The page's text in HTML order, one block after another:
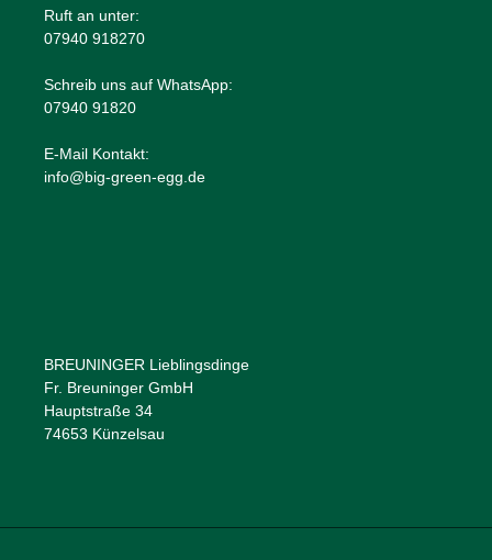
Ruft an unter:
07940 918270
Schreib uns auf WhatsApp:
07940 91820
E-Mail Kontakt:
info@big-green-egg.de
BREUNINGER Lieblingsdinge
Fr. Breuninger GmbH
Hauptstraße 34
74653 Künzelsau